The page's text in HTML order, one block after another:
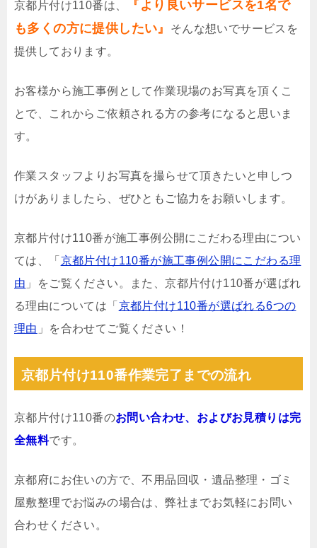
京都片付け110番は、
『より良いサービスを1名で
も多くの方に提供したい』
そんな想いでサービスを
提供しております。
お客様から施工事例として作業現場のお写真を頂くこ
とで、これからご依頼される方の参考になると思いま
す。
作業スタッフよりお写真を撮らせて頂きたいと申しつ
けがありましたら、ぜひともご協力をお願いします。
京都片付け110番が施工事例公開にこだわる理由につい
ては、「 京都片付け110番が施工事例公開にこだわる理
由 」をご覧ください。また、京都片付け110番が選ばれ
る理由については「 京都片付け110番が選ばれる6つの
理由 」を合わせてご覧ください！
京都片付け110番作業完了までの流れ
京都片付け110番のお問い合わせ、およびお見積りは完
全無料です。
京都府にお住いの方で、不用品回収・遺品整理・ゴミ
屋敷整理でお悩みの場合は、弊社までお気軽にお問い
合わせください。